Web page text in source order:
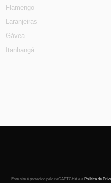
Flamengo
Laranjeiras
Gávea
Itanhangá
Este site é protegido pelo reCAPTCHA e a Política de